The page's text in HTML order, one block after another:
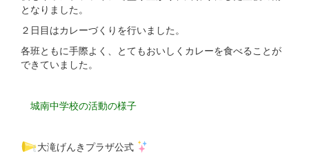
となりました。
２日目はカレーづくりを行いました。
各班ともに手際よく、とてもおいしくカレーを食べることが
できていました。
城南中学校の活動の様子
大滝げんきプラザ公式